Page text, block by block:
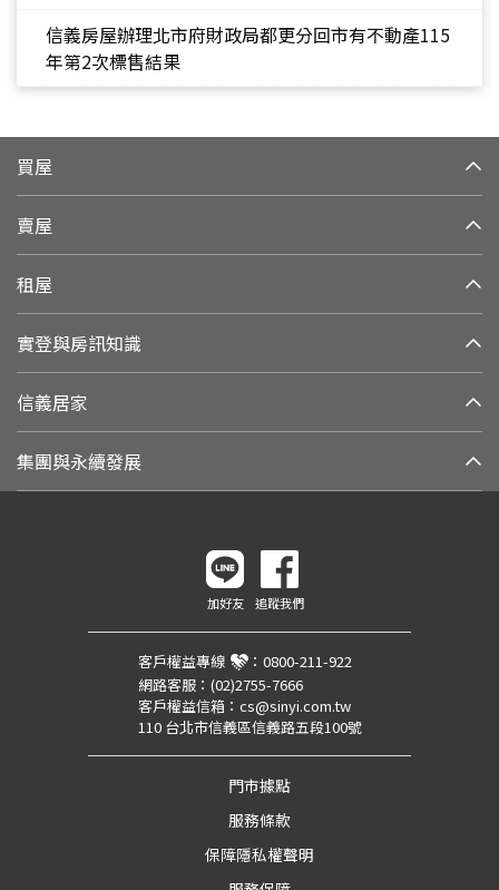
信義房屋辦理北市府財政局都更分回市有不動產115
年第2次標售結果
買屋
賣屋
租屋
實登與房訊知識
信義居家
集團與永續發展
加好友 追蹤我們
客戶權益專線 ： 0800-211-922
網路客服： (02)2755-7666
客戶權益信箱： cs@sinyi.com.tw
110 台北市信義區信義路五段100號
門市據點
服務條款
保障隱私權聲明